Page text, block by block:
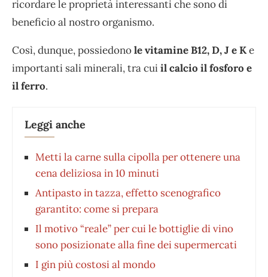
ricordare le proprietà interessanti che sono di
beneficio al nostro organismo.
Così, dunque, possiedonole vitamine B12, D, J e Ke
importanti sali minerali, tra cuiil calcio il fosforo e
il ferro.
Leggi anche
Metti la carne sulla cipolla per ottenere una
cena deliziosa in 10 minuti
Antipasto in tazza, effetto scenografico
garantito: come si prepara
Il motivo “reale” per cui le bottiglie di vino
sono posizionate alla fine dei supermercati
I gin più costosi al mondo